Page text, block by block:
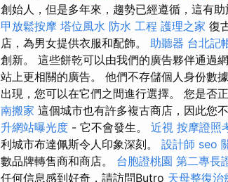
創始人，但是多年來，趨勢已經遵循，這有助
甲放鬆按摩 塔位風水 防水 工程 護理之家 復
店，為男女提供衣服和配飾。 助聽器 台北記
創新。 這些餅乾可以由我們的廣告夥伴通過
站上更相關的廣告。 他們不存儲個人身份數
出現，您可以在它們之間進行選擇。 您是否
南搬家 這個城市也有許多複古商店，因此您
升網站曝光度 - 它不會發生。 近視 按摩證照
利城市布達佩斯令人印象深刻。 設計師 seo
數品牌轉售商和商店。 台胞證桃園 第二專長
任何信息感到好奇，請訪問Butro 天母整復治